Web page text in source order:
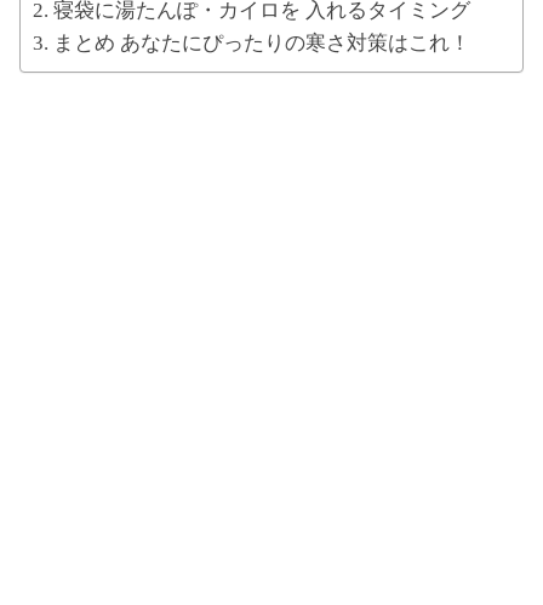
寝袋に湯たんぽ・カイロを 入れるタイミング
まとめ あなたにぴったりの寒さ対策はこれ！